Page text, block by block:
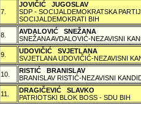
7.
JOVIČIĆ JUGOSLAV
SDP - SOCIJALDEMOKRATSKA
SOCIJALDEMOKRATI BIH
8.
AVDALOVIĆ SNEŽANA
SNEŽANA AVDALOVIĆ-NEZAVISNI
9.
UDOVIČIĆ SVJETLANA
SVJETLANA UDOVIČIĆ-NEZAVISNI
10.
RISTIĆ BRANISLAV
BRANISLAV RISTIĆ-NEZAVISNI
11.
DRAGIČEVIĆ SLAVKO
PATRIOTSKI BLOK BOSS - SDU BIH